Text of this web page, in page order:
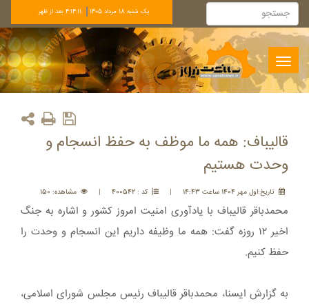
يک شنبه 18 مرداد 1405 4:14:11 بعد از ظهر
Toggle
navigation
قالیباف: همه ما موظف به حفظ انسجام و
وحدت هستیم
تاريخ:اول مهر 1404 ساعت 14:43 | کد : 400542 | مشاهده: 150
محمدباقر قالیباف با یادآوری امنیت امروز کشور و اشاره به جنگ
اخیر ۱۲ روزه گفت: همه ما وظیفه داریم این انسجام و وحدت را
حفظ کنیم.
به گزارش ایسنا، محمدباقر قالیباف رئیس مجلس شورای اسلامی،